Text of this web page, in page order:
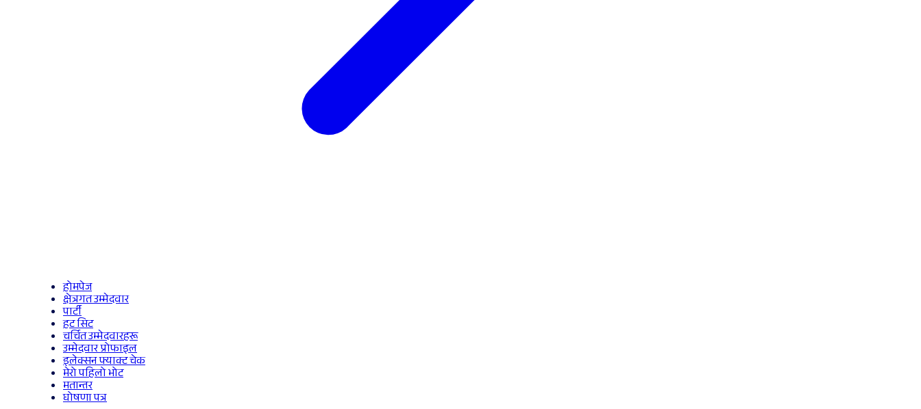
होमपेज
क्षेत्रगत उम्मेदवार
पार्टी
हट सिट
चर्चित उम्मेदवारहरू
उम्मेदवार प्रोफाइल
इलेक्सन फ्याक्ट चेक
मेरो पहिलो भोट
मतान्तर
घोषणा पत्र